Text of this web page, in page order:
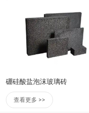
硼硅酸盐泡沫玻璃砖
查看更多 >>